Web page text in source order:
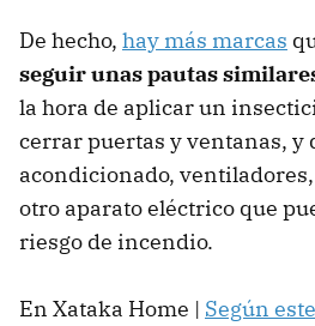
De hecho, hay más marcas
seguir unas pautas
la hora de aplicar un
cerrar puertas y ventanas, y
acondicionado,
otro aparato eléctrico que
riesgo de incendio.
En Xataka Home | Según